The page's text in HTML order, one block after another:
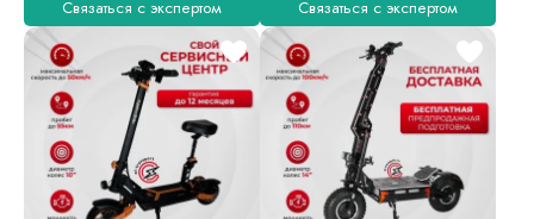
Связаться с экспертом Связаться с экспертом